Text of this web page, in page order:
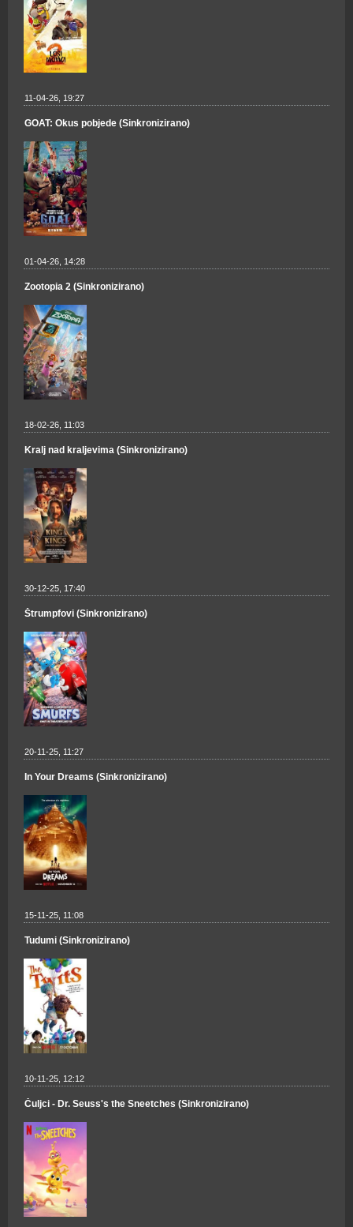
11-04-26, 19:27
GOAT: Okus pobjede (Sinkronizirano)
01-04-26, 14:28
Zootopia 2 (Sinkronizirano)
18-02-26, 11:03
Kralj nad kraljevima (Sinkronizirano)
30-12-25, 17:40
Štrumpfovi (Sinkronizirano)
20-11-25, 11:27
In Your Dreams (Sinkronizirano)
15-11-25, 11:08
Tudumi (Sinkronizirano)
10-11-25, 12:12
Čuljci - Dr. Seuss's the Sneetches (Sinkronizirano)